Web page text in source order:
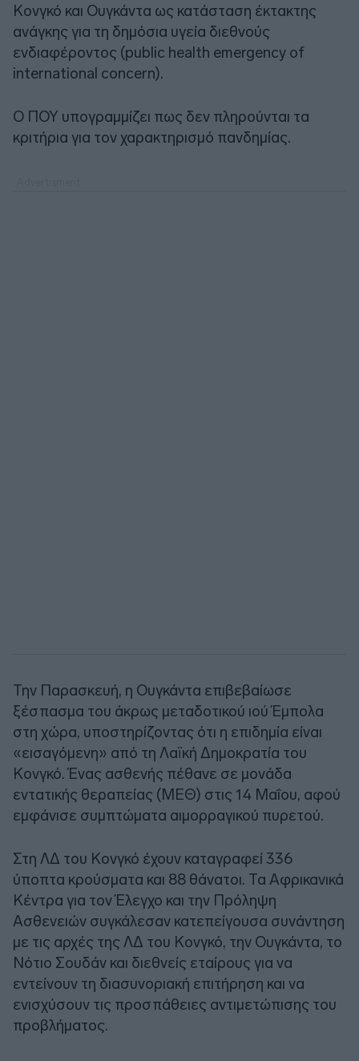
Κονγκό και Ουγκάντα ως κατάσταση έκτακτης
ανάγκης για τη δημόσια υγεία διεθνούς
ενδιαφέροντος (public health emergency ⁠of
international concern).
Ο ΠΟΥ υπογραμμίζει πως δεν πληρούνται τα
κριτήρια για τον χαρακτηρισμό πανδημίας.
Την Παρασκευή, η Ουγκάντα επιβεβαίωσε
ξέσπασμα του άκρως μεταδοτικού ιού Έμπολα
στη χώρα, υποστηρίζοντας ότι η επιδημία είναι
«εισαγόμενη» από τη Λαϊκή Δημοκρατία του
Κονγκό. Ένας ασθενής πέθανε σε μονάδα
εντατικής θεραπείας (ΜΕΘ) στις 14 Μαΐου, αφού
εμφάνισε συμπτώματα αιμορραγικού πυρετού.
Στη ΛΔ του Κονγκό έχουν καταγραφεί 336
ύποπτα κρούσματα και 88 θάνατοι. Τα Αφρικανικά
Κέντρα για τον Έλεγχο και την Πρόληψη
Ασθενειών συγκάλεσαν κατεπείγουσα συνάντηση
με τις αρχές της ΛΔ του Κονγκό, την Ουγκάντα, το
Νότιο Σουδάν και διεθνείς εταίρους για να
εντείνουν τη διασυνοριακή επιτήρηση και να
ενισχύσουν τις προσπάθειες αντιμετώπισης του
προβλήματος.